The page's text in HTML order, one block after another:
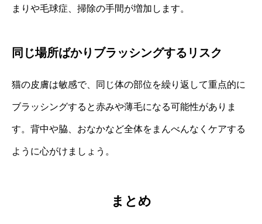
まりや毛球症、掃除の手間が増加します。
同じ場所ばかりブラッシングするリスク
猫の皮膚は敏感で、同じ体の部位を繰り返して重点的に
ブラッシングすると赤みや薄毛になる可能性がありま
す。背中や脇、おなかなど全体をまんべんなくケアする
ように心がけましょう。
まとめ